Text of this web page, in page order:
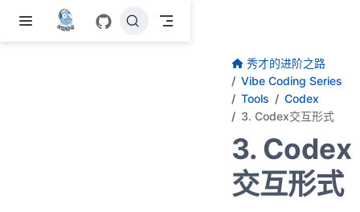
跳至主要內容
秀才的进阶之路
Vibe Coding Series
Tools
Codex
3. Codex交互形式
3. Codex
交互形式